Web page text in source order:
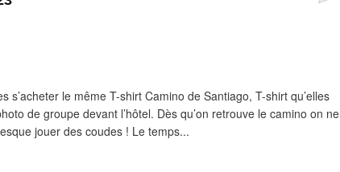
s’acheter le même T-shirt Camino de Santiago, T-shirt qu’elles
de groupe devant l’hôtel. Dès qu’on retrouve le camino on ne
jouer des coudes ! Le temps...